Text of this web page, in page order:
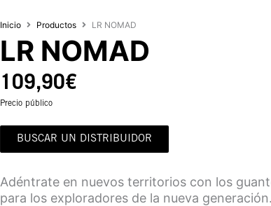
Inicio Productos LR NOMAD
LR NOMAD
109,90€
Precio público
BUSCAR UN DISTRIBUIDOR
Adéntrate en nuevos territorios con los
para los exploradores de la nueva